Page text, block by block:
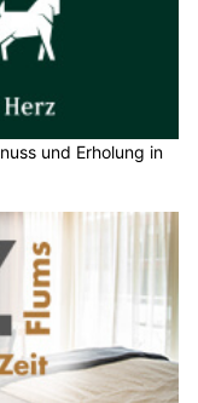
und Erholung in